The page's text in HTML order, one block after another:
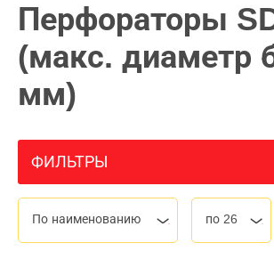
Перфораторы
(макс. диаметр
мм)
ФИЛЬТРЫ
По наименованию по 26